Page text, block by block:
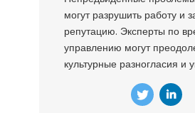
могут разрушить работу и
репутацию. Эксперты по
управлению могут
культурные разногласия и